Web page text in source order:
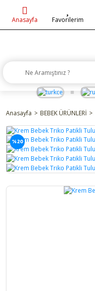
Anasayfa Favorilerim
Anasayfa BEBEK ÜRÜNLERİ
%20